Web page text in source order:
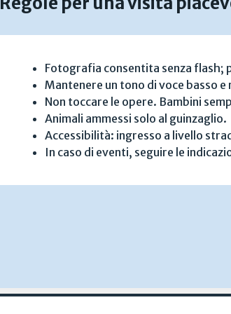
Fotografia consentita senza flash;
Mantenere un tono di voce basso
Non toccare le opere. Bambini
Animali ammessi solo al guinzaglio.
Accessibilità: ingresso a livello
In caso di eventi, seguire le